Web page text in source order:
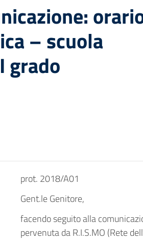
– scuola
grado
prot. 2018/A01
Gent.le Genitore,
facendo seguito alla
pervenuta da R.I.S.MO (Rete